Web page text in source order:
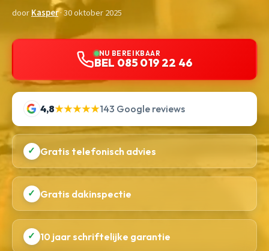
doorKasper· 30 oktober 2025
NU BEREIKBAAR
BEL 085 019 22 46
4,8★★★★★143 Google reviews
✓ Gratis telefonisch advies
✓ Gratis dakinspectie
✓ 10 jaar schriftelijke garantie